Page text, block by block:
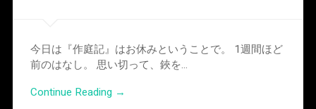
今日は『作庭記』はお休みということで。 1週間ほど
前のはなし。 思い切って、鋏を…
Continue Reading →